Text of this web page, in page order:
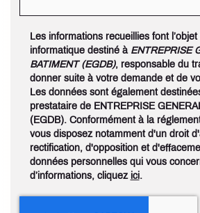
Les informations recueillies font l’objet
informatique destiné àENTREPRISE
BATIMENT (EGDB), responsable du
donner suite à votre demande et de
Les données sont également
prestataire de ENTREPRISE
(EGDB). Conformément à la
vous disposez notamment d'un droit
rectification, d'opposition et
données personnelles qui vous
d’informations, cliquez ici .